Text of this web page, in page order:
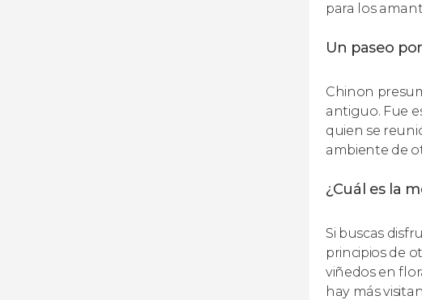
para los
Un paseo
Chinon
antiguo. Fue
quien se
ambiente de
¿Cuál es la
Si buscas
principios de
viñedos en
hay más